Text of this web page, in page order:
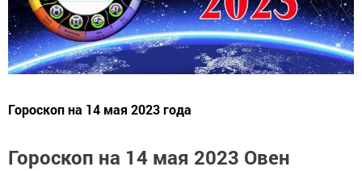
Гороскоп на 14 мая 2023 года
Гороскоп на 14 мая 2023 Овен